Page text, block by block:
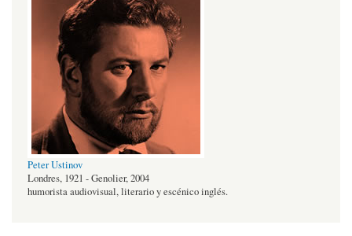
Peter Ustinov
Londres, 1921 - Genolier, 2004
humorista audiovisual, literario y escénico inglés.